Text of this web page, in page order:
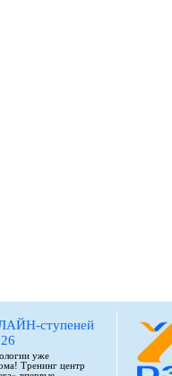
ступеней
уже
Тренинг центр